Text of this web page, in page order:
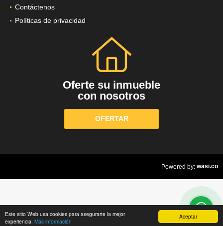
Aceptar
Este sitio Web usa cookies para asegurarte la mejor
experiencia. Más información
Contáctenos
Políticas de privacidad
Oferte su inmueble
con nosotros
OFERTAR
Powered by: wasi.co